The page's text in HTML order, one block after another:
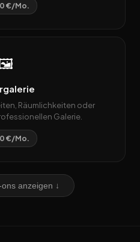
€/Mo.
Räumlichkeiten oder
Galerie.
€/Mo.
anzeigen ↓